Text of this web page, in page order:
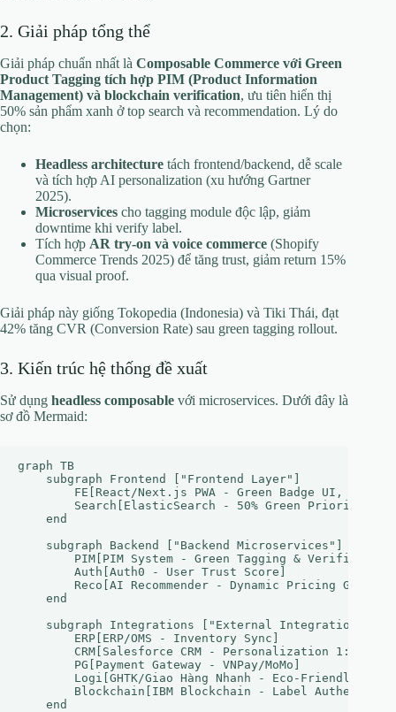
2. Giải pháp tổng thể
Giải pháp chuẩn nhất là Composable Commerce với Green
Product Tagging tích hợp PIM (Product Information
Management) và blockchain verification, ưu tiên hiển thị
50% sản phẩm xanh ở top search và recommendation. Lý do
chọn:
Headless architecture tách frontend/backend, dễ scale
và tích hợp AI personalization (xu hướng Gartner
2025).
Microservices cho tagging module độc lập, giảm
downtime khi verify label.
Tích hợp AR try-on và voice commerce (Shopify
Commerce Trends 2025) để tăng trust, giảm return 15%
qua visual proof.
Giải pháp này giống Tokopedia (Indonesia) và Tiki Thái, đạt
42% tăng CVR (Conversion Rate) sau green tagging rollout.
3. Kiến trúc hệ thống đề xuất
Sử dụng headless composable với microservices. Dưới đây là
sơ đồ Mermaid:
graph TB
    subgraph Frontend ["Frontend Layer"]
FE[React/Next.js PWA - Green Badge UI, AR
        Search[ElasticSearch - 50% Green Priority]
    end
    subgraph Backend ["Backend Microservices"]
PIM[PIM System - Green Tagging &
        Auth[Auth0 - User Trust Score]
Reco[AI Recommender - Dynamic Pricing Green
    end
    subgraph Integrations ["External Integrations"]
        ERP[ERP/OMS - Inventory Sync]
        CRM[Salesforce CRM - Personalization 1:1]
        PG[Payment Gateway - VNPay/MoMo]
Logi[GHTK/Giao Hàng Nhanh - Eco-Friendly
Blockchain[IBM Blockchain - Label
    end